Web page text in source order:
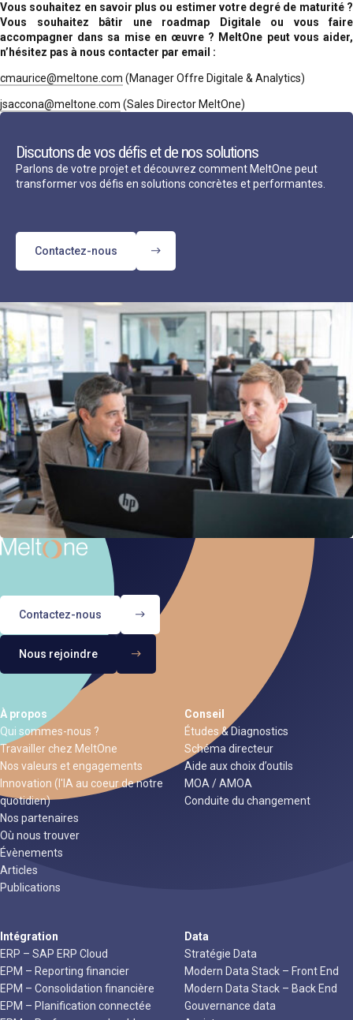
Vous souhaitez en savoir plus ou estimer votre degré de maturité ?
Vous souhaitez bâtir une roadmap Digitale ou vous faire
accompagner dans sa mise en œuvre ? MeltOne peut vous aider,
n’hésitez pas à nous contacter par email :
cmaurice@meltone.com (Manager Offre Digitale & Analytics)
jsaccona@meltone.com (Sales Director MeltOne)
Discutons de vos défis et de nos solutions
Parlons de votre projet et découvrez comment MeltOne peut
transformer vos défis en solutions concrètes et performantes.
Contactez-nous
Contactez-nous
Nous rejoindre
À propos
Qui sommes-nous ?
Travailler chez MeltOne
Nos valeurs et engagements
Innovation (l'IA au coeur de notre
quotidien)
Nos partenaires
Où nous trouver
Évènements
Articles
Publications
Conseil
Études & Diagnostics
Schéma directeur
Aide aux choix d’outils
MOA / AMOA
Conduite du changement
Intégration
ERP – SAP ERP Cloud
EPM – Reporting financier
EPM – Consolidation financière
EPM – Planification connectée
Data
Stratégie Data
Modern Data Stack – Front End
Modern Data Stack – Back End
Gouvernance data